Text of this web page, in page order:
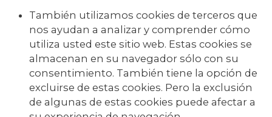
También utilizamos cookies de terceros que
nos ayudan a analizar y comprender cómo
utiliza usted este sitio web. Estas cookies se
almacenan en su navegador sólo con su
consentimiento. También tiene la opción de
excluirse de estas cookies. Pero la exclusión
de algunas de estas cookies puede afectar a